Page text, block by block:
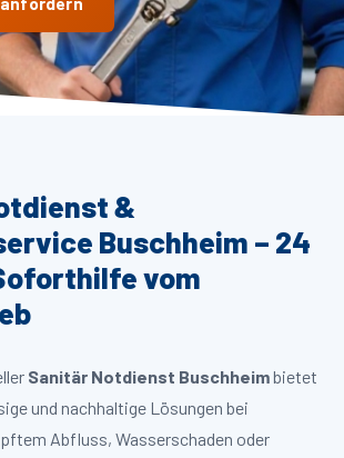
&
Buschheim – 24
vom
Sanitär Notdienst Buschheimbietet
und nachhaltige Lösungen bei
Abfluss, Wasserschaden oder